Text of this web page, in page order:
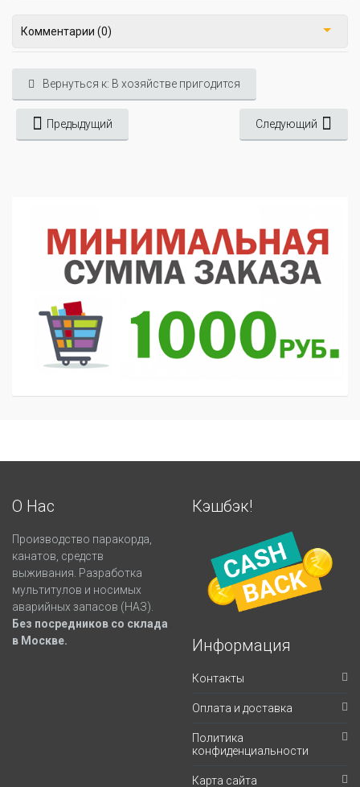
Комментарии (0)
Вернуться к: В хозяйстве пригодится
Предыдущий Следующий
О Нас
Производство паракорда,
канатов, средств
выживания. Разработка
мультитулов и носимых
аварийных запасов (НАЗ).
Без посредников со склада
в Москве.
Кэшбэк!
Информация
Контакты
Оплата и доставка
Политика
конфиденциальности
Карта сайта